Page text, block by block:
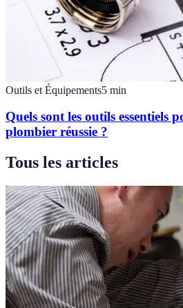
Outils et Équipements5 min
Quels sont les outils essentiels
plombier réussie ?
Tous les articles